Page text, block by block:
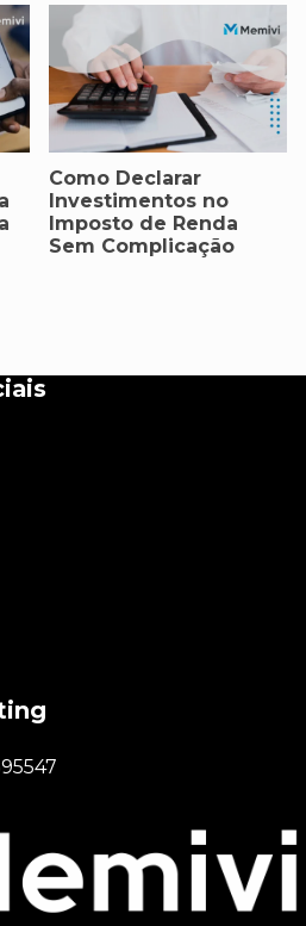
Como Declarar
Investimentos no
Imposto de Renda
Sem Complicação